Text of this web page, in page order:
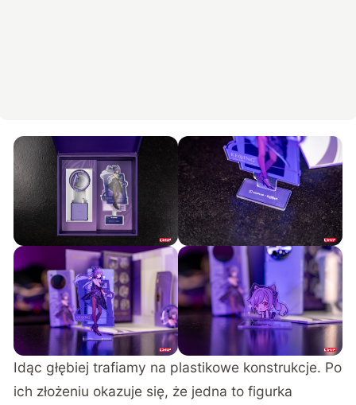
Idąc głębiej trafiamy na plastikowe konstrukcje. Po
ich złożeniu okazuje się, że jedna to figurka